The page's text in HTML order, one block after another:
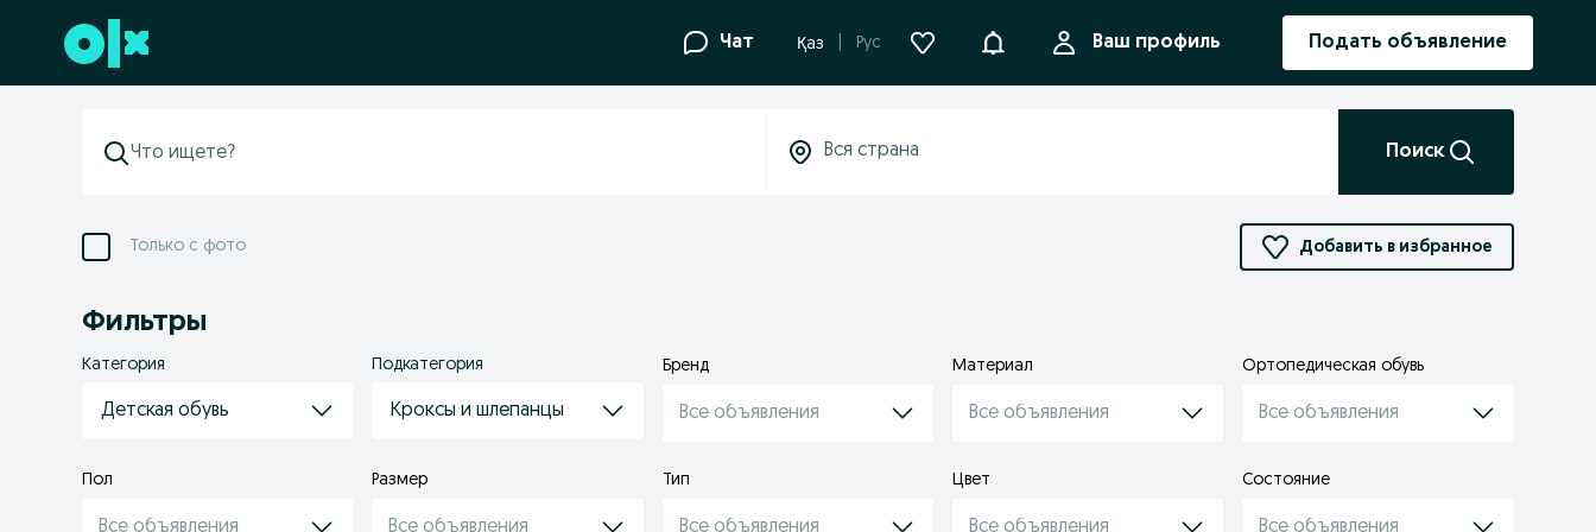
Перейти к нижнему колонтитулу Чат Қаз Рус УведомленияВаш профиль Подать объявление
Поиск
Только с фото Добавить в избранное
Фильтры
Категория
Детская обувь
Подкатегория
Кроксы и шлепанцы
Бренд
Все объявления
Материал
Все объявления
Ортопедическая обувь
Все объявления
Пол
Все объявления
Размер
Все объявления
Тип
Все объявления
Цвет
Все объявления
Состояние
Все объявления